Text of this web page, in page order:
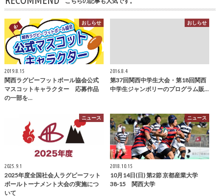
おしらせ
2019.8.15
関西ラグビーフットボール協会公式
マスコットキャラクター 応募作品
の一部を…
おしらせ
2016.8.4
第37回関西中学生大会・第18回関西
中学生ジャンボリーのプログラム販…
ニュース
2025.9.1
2025年度全国社会人ラグビーフット
ボールトーナメント大会の実施につ
いて
ニュース
2018.10.15
10月14日(日) 第2節 京都産業大学
38-15 関西大学